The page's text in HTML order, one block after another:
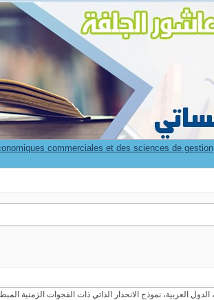
commerciales et des sciences de gestion